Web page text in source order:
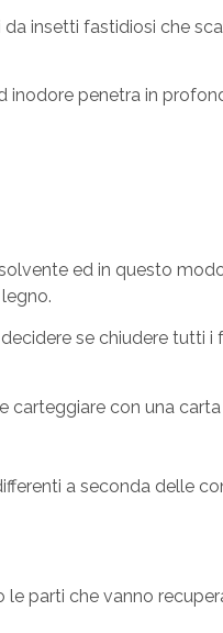
insetti fastidiosi che
inodore penetra in
ed in questo
se chiudere tutti i
carteggiare con una
a seconda delle
parti che vanno